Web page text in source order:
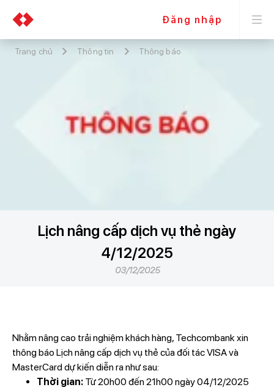
Đăng nhập
Trang chủ Thông tin Thông báo
Lịch nâng cấp dịch vụ thẻ ngày
4/12/2025
03/12/2025
Nhằm nâng cao trải nghiệm khách hàng, Techcombank xin
thông báo Lịch nâng cấp dịch vụ thẻ của đối tác VISA và
MasterCard dự kiến diễn ra như sau:
Thời gian:Từ 20h00 đến 21h00 ngày 04/12/2025